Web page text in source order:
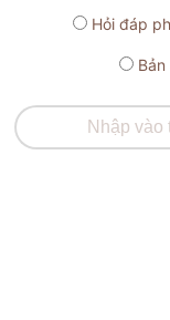
Hỏi đáp